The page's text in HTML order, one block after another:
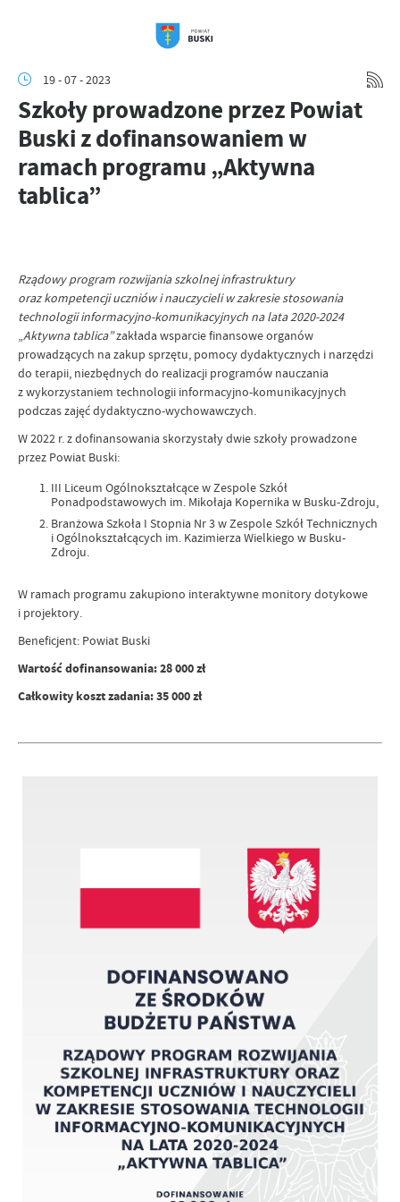
19 - 07 - 2023
Szkoły prowadzone przez Powiat
Buski z dofinansowaniem w
ramach programu „Aktywna
tablica”
Rządowy program rozwijania szkolnej infrastruktury
oraz kompetencji uczniów i nauczycieli w zakresie stosowania
technologii informacyjno-komunikacyjnych na lata 2020-2024
„Aktywna tablica”zakłada wsparcie finansowe organów
prowadzących na zakup sprzętu, pomocy dydaktycznych i narzędzi
do terapii, niezbędnych do realizacji programów nauczania
z wykorzystaniem technologii informacyjno-komunikacyjnych
podczas zajęć dydaktyczno-wychowawczych.
W 2022 r. z dofinansowania skorzystały dwie szkoły prowadzone
przez Powiat Buski:
III Liceum Ogólnokształcące w Zespole Szkół
Ponadpodstawowych im. Mikołaja Kopernika w Busku-Zdroju,
Branżowa Szkoła I Stopnia Nr 3 w Zespole Szkół Technicznych
i Ogólnokształcących im. Kazimierza Wielkiego w Busku-
Zdroju.
W ramach programu zakupiono interaktywne monitory dotykowe
i projektory.
Beneficjent: Powiat Buski
Wartość dofinansowania: 28 000 zł
Całkowity koszt zadania: 35 000 zł